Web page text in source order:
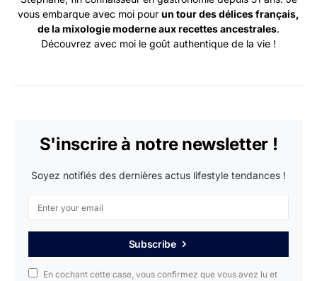
vous embarque avec moi pour un tour des délices français,
de la mixologie moderne aux recettes ancestrales.
Découvrez avec moi le goût authentique de la vie !
S'inscrire à notre newsletter !
Soyez notifiés des dernières actus lifestyle tendances !
Subscribe
En cochant cette case, vous confirmez que vous avez lu et